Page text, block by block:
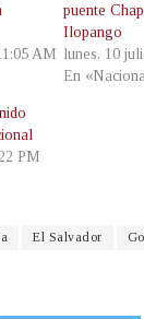
AM
puente
Ilopango
lunes, 10
En
PM
El Salvador